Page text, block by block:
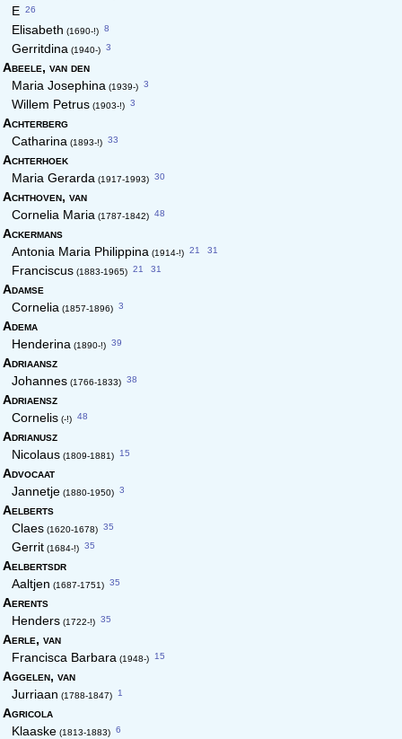
E 26
Elisabeth (1690-!) 8
Gerritdina (1940-) 3
Abeele, van den
Maria Josephina (1939-) 3
Willem Petrus (1903-!) 3
Achterberg
Catharina (1893-!) 33
Achterhoek
Maria Gerarda (1917-1993) 30
Achthoven, van
Cornelia Maria (1787-1842) 48
Ackermans
Antonia Maria Philippina (1914-!) 21 31
Franciscus (1883-1965) 21 31
Adamse
Cornelia (1857-1896) 3
Adema
Henderina (1890-!) 39
Adriaansz
Johannes (1766-1833) 38
Adriaensz
Cornelis (-!) 48
Adrianusz
Nicolaus (1809-1881) 15
Advocaat
Jannetje (1880-1950) 3
Aelberts
Claes (1620-1678) 35
Gerrit (1684-!) 35
Aelbertsdr
Aaltjen (1687-1751) 35
Aerents
Henders (1722-!) 35
Aerle, van
Francisca Barbara (1948-) 15
Aggelen, van
Jurriaan (1788-1847) 1
Agricola
Klaaske (1813-1883) 6